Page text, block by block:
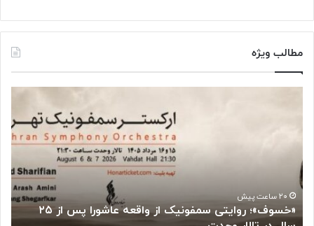
مطالب ویژه
«خسوف»؛ روایتی سمفونیک از واقعه عاشورا پس از ۲۵
ا پس از ماه‌ها کشمکش با دولت ترامپ، رئیس